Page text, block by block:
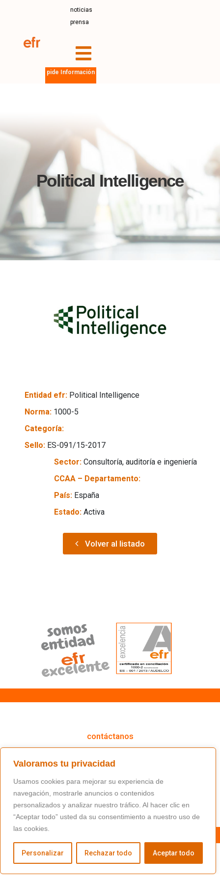
Valoramos tu privacidad
Usamos cookies para mejorar su experiencia de
navegación, mostrarle anuncios o contenidos
personalizados y analizar nuestro tráfico. Al hacer clic en
“Aceptar todo” usted da su consentimiento a nuestro uso de
las cookies.
Personalizar Rechazar todo Aceptar todo
noticias
prensa
pide Información
Political Intelligence
Entidad efr: Political Intelligence
Norma: 1000-5
Categoría:
Sello: ES-091/15-2017
Sector: Consultoría, auditoría e ingeniería
CCAA – Departamento:
País: España
Estado: Activa
Volver al listado
contáctanos
(+34) 91 766 98 56 / fundacion@masfamilia.org
síguenos en nuestras redes sociales